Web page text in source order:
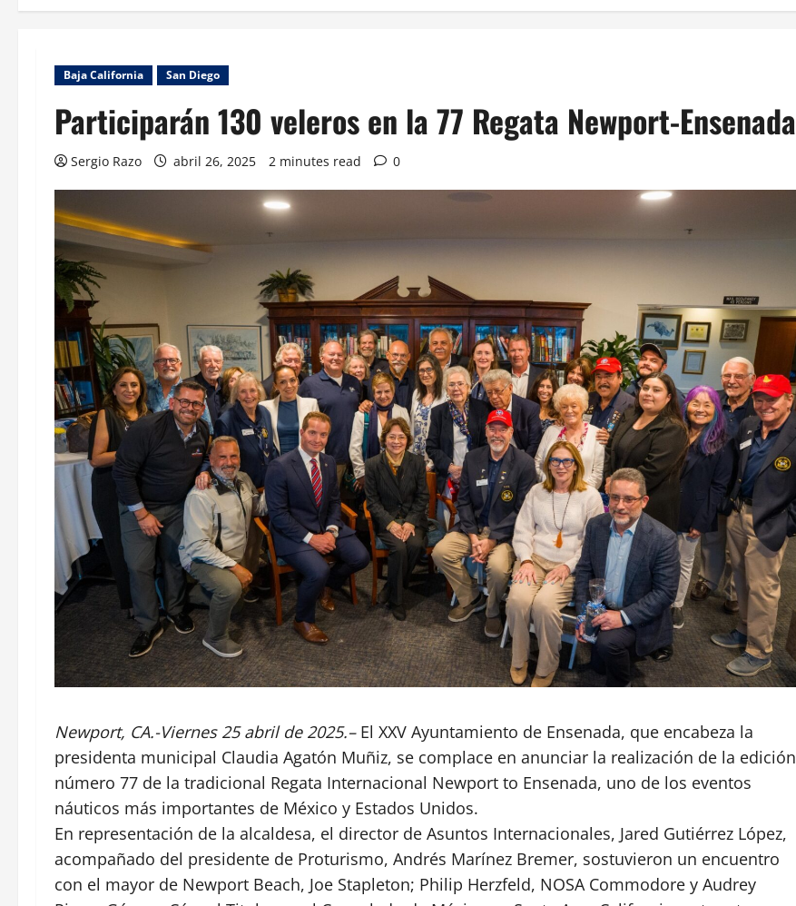
Baja California San Diego
Participarán 130 veleros en la 77 Regata Newport-Ensenada
Sergio Razo abril 26, 2025 2 minutes read 0
Newport, CA.-Viernes 25 abril de 2025.–El XXV Ayuntamiento de Ensenada, que encabeza la
presidenta municipal Claudia Agatón Muñiz, se complace en anunciar la realización de la edición
número 77 de la tradicional Regata Internacional Newport to Ensenada, uno de los eventos
náuticos más importantes de México y Estados Unidos.
En representación de la alcaldesa, el director de Asuntos Internacionales, Jared Gutiérrez López,
acompañado del presidente de Proturismo, Andrés Marínez Bremer, sostuvieron un encuentro
con el mayor de Newport Beach, Joe Stapleton; Philip Herzfeld, NOSA Commodore y Audrey